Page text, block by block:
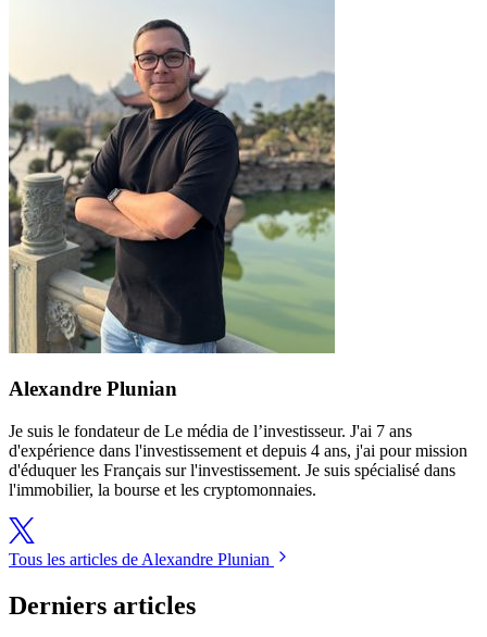
Alexandre Plunian
Je suis le fondateur de Le média de l’investisseur. J'ai 7 ans
d'expérience dans l'investissement et depuis 4 ans, j'ai pour mission
d'éduquer les Français sur l'investissement. Je suis spécialisé dans
l'immobilier, la bourse et les cryptomonnaies.
Tous les articles de Alexandre Plunian
Derniers articles